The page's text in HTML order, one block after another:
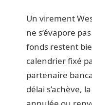
Un virement
ne s’évapore
fonds restent
calendrier fixé
partenaire
délai s’achève,